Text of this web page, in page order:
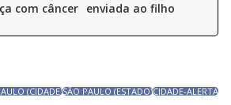
com câncer enviada ao filho
(CIDADE)SÃO PAULO (ESTADO)CIDADE-ALERTA